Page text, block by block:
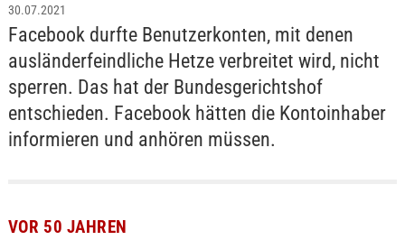
30.07.2021
Facebook durfte Benutzerkonten, mit denen
ausländerfeindliche Hetze verbreitet wird, nicht
sperren. Das hat der Bundesgerichtshof
entschieden. Facebook hätten die Kontoinhaber
informieren und anhören müssen.
VOR 50 JAHREN